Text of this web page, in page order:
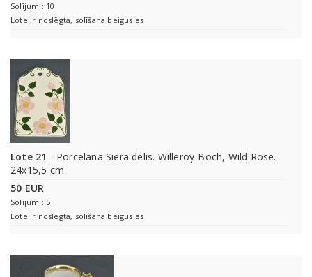
Solījumi: 10
Lote ir noslēgta, solīšana beigusies
Lote 21 - Porcelāna Siera dēlis. Willeroy-Boch, Wild Rose.
24x15,5 cm
50 EUR
Solījumi: 5
Lote ir noslēgta, solīšana beigusies